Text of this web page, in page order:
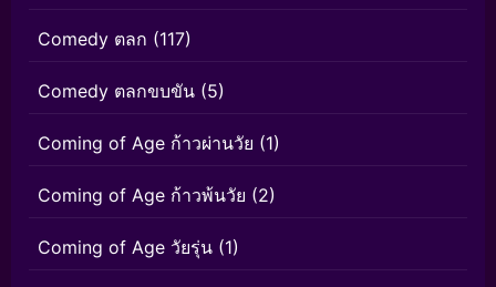
Comedy ตลก (117)
Comedy ตลกขบขัน (5)
Coming of Age ก้าวผ่านวัย (1)
Coming of Age ก้าวพ้นวัย (2)
Coming of Age วัยรุ่น (1)